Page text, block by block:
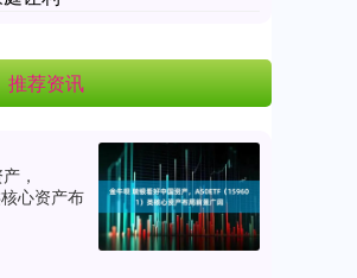
推荐资讯
，
心资产布